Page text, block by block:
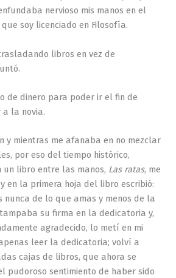
nervioso mis manos en el
soy licenciado en Filosofía.
libros en vez de
de dinero para poder ir el fin de
a la novia.
y mientras me afanaba en no mezclar
por eso del tiempo histórico,
un libro entre las manos, Las ratas, me
en la primera hoja del libro escribió:
nunca de lo que amas y menos de la
su firma en la dedicatoria y,
agradecido, lo metí en mi
leer la dedicatoria; volví a
cajas de libros, que ahora se
pudoroso sentimiento de haber sido